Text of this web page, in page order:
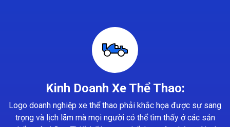
Kinh Doanh Xe Thể Thao:
Logo doanh nghiệp xe thể thao phải khắc họa được sự sang
trọng và lịch lãm mà mọi người có thể tìm thấy ở các sản